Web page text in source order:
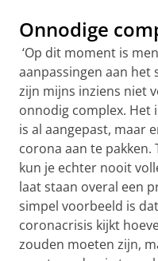
Onnodige
‘Op dit moment is
aanpassingen aan
zijn mijns inziens niet
onnodig complex.
is al aangepast, maar
corona aan te
kun je echter nooit
laat staan overal een
simpel voorbeeld is
coronacrisis kijkt
zouden moeten zijn,